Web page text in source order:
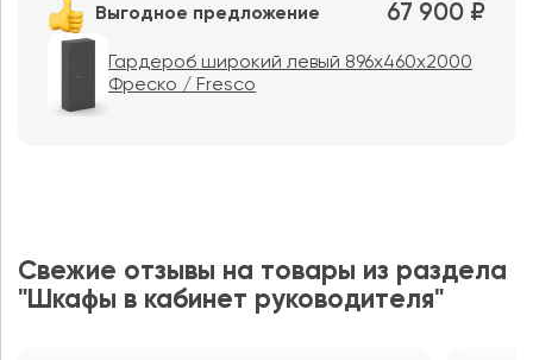
Выгодное предложение 67 900 ₽
Гардероб широкий левый 896x460x2000
Фреско / Fresco
Свежие отзывы на товары из раздела
"Шкафы в кабинет руководителя"